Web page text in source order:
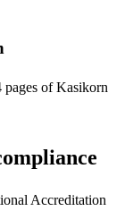
of Kasikorn
Accreditation